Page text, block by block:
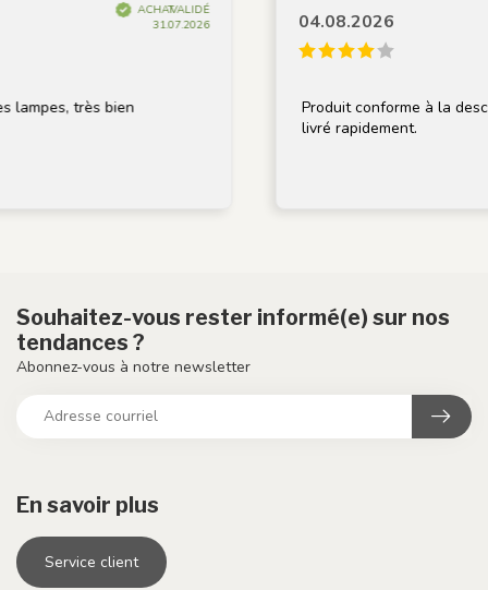
ACHAT VALIDÉ
31.07.2026
très bien
04.08.2026
Produit conforme à la
livré rapidement.
En savoir plus
Service client
Souhaitez-vous rester informé(e) sur nos
tendances ?
Abonnez-vous à notre newsletter